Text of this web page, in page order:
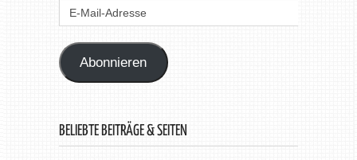
Mail-
Abonnieren
BELIEBTE BEITRÄGE & SEITEN